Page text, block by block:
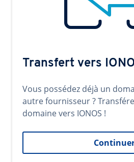
Transfert vers
Vous possédez déjà un
autre fournisseur ?
domaine vers IONOS !